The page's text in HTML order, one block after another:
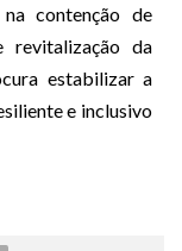
contenção de
revitalização da
estabilizar a
e inclusivo